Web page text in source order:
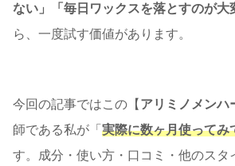
ない」「毎日ワックスを落とすのが大
ら、一度試す価値があります。
今回の記事ではこの【 アリミノメンハ
師である私が「 実際に数ヶ月使ってみ
す。成分・使い方・口コミ・他のスタ